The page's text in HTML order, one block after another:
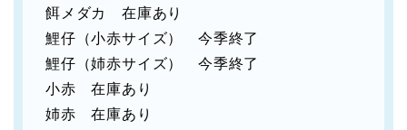
餌メダカ 在庫あり
鯉仔（小赤サイズ） 今季終了
鯉仔（姉赤サイズ） 今季終了
小赤 在庫あり
姉赤 在庫あり